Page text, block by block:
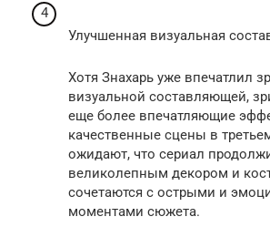
Улучшенная визуальная
Хотя Знахарь уже впечатлил
визуальной составляющей,
еще более впечатляющие
качественные сцены в
ожидают, что сериал
великолепным декором и
сочетаются с острыми и
моментами сюжета.